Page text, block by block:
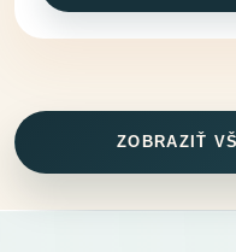
ZOBRAZIŤ